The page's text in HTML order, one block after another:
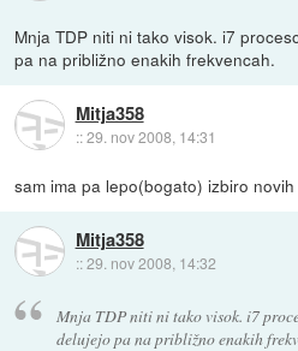
Mnja TDP niti ni tako visok. i7
pa na približno enakih frekvencah.
Mitja358
::29. nov 2008, 14:31
sam ima pa lepo(bogato) izbiro
Mitja358
::29. nov 2008, 14:32
Mnja TDP niti ni tako visok. i7
delujejo pa na približno enakih